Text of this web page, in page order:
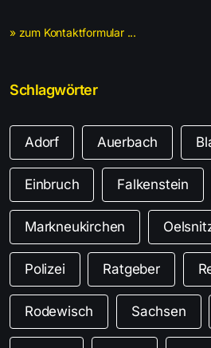
» zum Kontaktformular ...
Schlagwörter
Adorf Auerbach
Einbruch Falkenstein
Markneukirchen
Polizei Ratgeber
Rodewisch Sachsen